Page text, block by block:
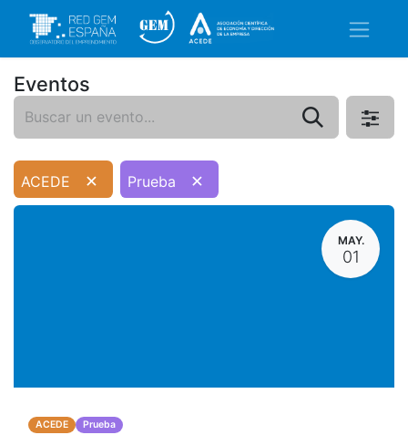
Eventos
ACEDE × Prueba ×
MAY.
01
ACEDE Prueba